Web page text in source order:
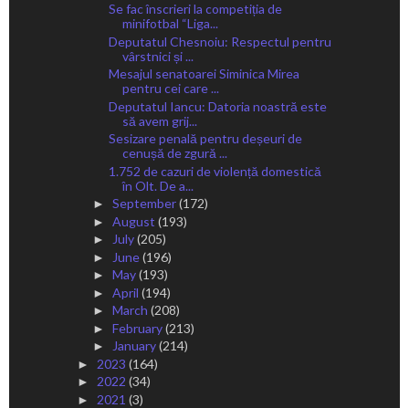
Se fac înscrieri la competiția de
minifotbal “Liga...
Deputatul Chesnoiu: Respectul pentru
vârstnici și ...
Mesajul senatoarei Siminica Mirea
pentru cei care ...
Deputatul Iancu: Datoria noastră este
să avem grij...
Sesizare penală pentru deșeuri de
cenușă de zgură ...
1.752 de cazuri de violență domestică
în Olt. De a...
► September(172)
► August (193)
► July(205)
► June(196)
► May(193)
► April (194)
► March (208)
► February(213)
► January(214)
► 2023 (164)
► 2022 (34)
► 2021 (3)